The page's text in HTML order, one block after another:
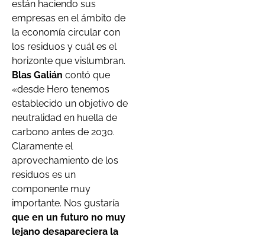
están haciendo sus
empresas en el ámbito de
la economía circular con
los residuos y cuál es el
horizonte que vislumbran.
Blas Galián contó que
«desde Hero tenemos
establecido un objetivo de
neutralidad en huella de
carbono antes de 2030.
Claramente el
aprovechamiento de los
residuos es un
componente muy
importante. Nos gustaría
que en un futuro no muy
lejano desapareciera la